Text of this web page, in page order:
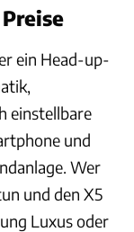
ein Head-up-
einstellbare
und
Wer
und den X5
Luxus oder